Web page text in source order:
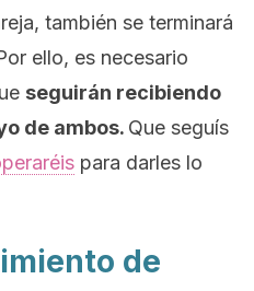
también se terminará
ello, es necesario
seguirán recibiendo
de ambos. Que seguís
para darles lo
de